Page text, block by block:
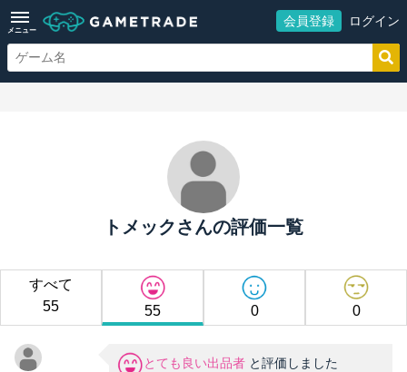
メニュー
会員登録 ログイン
トメックさんの評価一覧
すべて
55
55 0 0
とても良い出品者 と評価しました